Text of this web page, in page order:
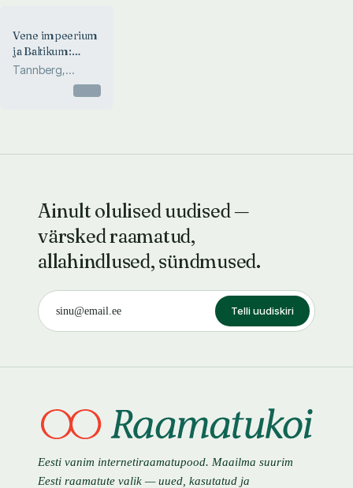
Vene impeerium
ja Baltikum:
venestus,
moderniseerimine
Tannberg,
Ainult olulised uudised —
värsked raamatud,
allahindlused, sündmused.
Telli uudiskiri
Eesti vanim internetiraamatupood. Maailma suurim
Eesti raamatute valik — uued, kasutatud ja